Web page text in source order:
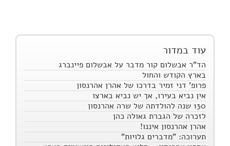
עוד במדור
הד"ר אבשלום קור מדבר על אבשלום פיינברג
בארץ הקודש והחול
פרופ' דני זמיר בדרכו של אהרן אהרנסון
אין נביא בעירו, אך יש נביא בארצו
130 שנה להולדתה של שרה אהרנסון
לזכרה של הגברת גאולה כהן
אהרן אהרנסון איננו!
תערוכה: "מדברים גלויות"